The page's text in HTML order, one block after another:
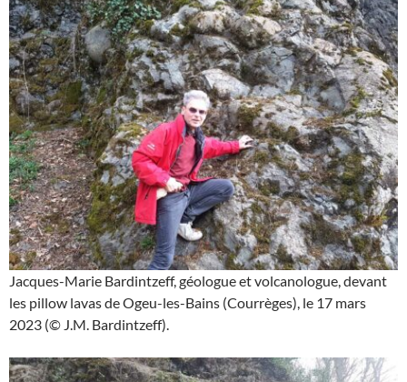
Jacques-Marie Bardintzeff, géologue et volcanologue, devant
les pillow lavas de Ogeu-les-Bains (Courrèges), le 17 mars
2023 (© J.M. Bardintzeff).